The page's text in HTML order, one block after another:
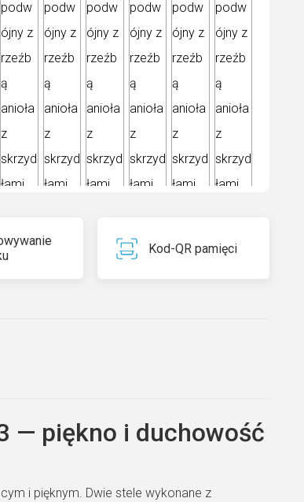
Kod-QR pamięci
— piękno i duchowość
i pięknym. Dwie stele wykonane z